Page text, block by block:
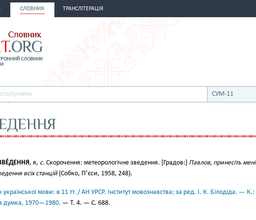
СЛОВНИК ТРАНСЛІТЕРАЦІЯ
СУМ-11
, я, с. Скорочення: метеорологічне зведення. [Градов:] Павлов, принесіть мені
всіх станцій (Собко, П’єси, 1958, 248).
української мови: в 11 тт. / АН УРСР. Інститут мовознавства; за ред. І. К. Білодіда. — К.:
думка, 1970—1980. — Т. 4. — С. 688.